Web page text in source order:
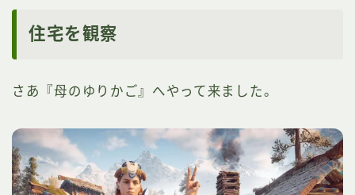
住宅を観察
さあ『母のゆりかご』へやって来ました。